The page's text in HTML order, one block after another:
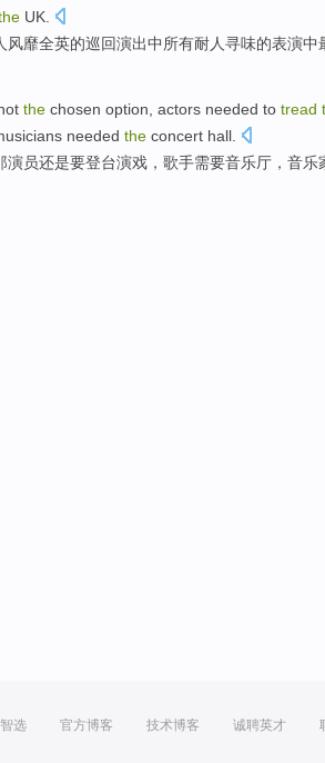
UK
风靡全英的巡回演出中所有耐人寻味的表演中
the chosen option actors needed to tread
needed the concert hall
演员还是要登台演戏， 歌手需要音乐厅 ， 音乐
选 官方博客 技术博客 诚聘英才